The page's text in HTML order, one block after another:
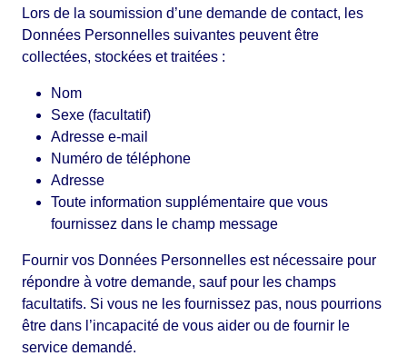
Lors de la soumission d’une demande de contact, les
Données Personnelles suivantes peuvent être
collectées, stockées et traitées :
Nom
Sexe (facultatif)
Adresse e-mail
Numéro de téléphone
Adresse
Toute information supplémentaire que vous
fournissez dans le champ message
Fournir vos Données Personnelles est nécessaire pour
répondre à votre demande, sauf pour les champs
facultatifs. Si vous ne les fournissez pas, nous pourrions
être dans l’incapacité de vous aider ou de fournir le
service demandé.